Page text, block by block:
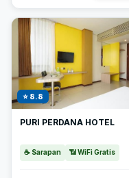
⭐ 8.8
PURI PERDANA HOTEL
☕ Sarapan 📶 WiFi Gratis